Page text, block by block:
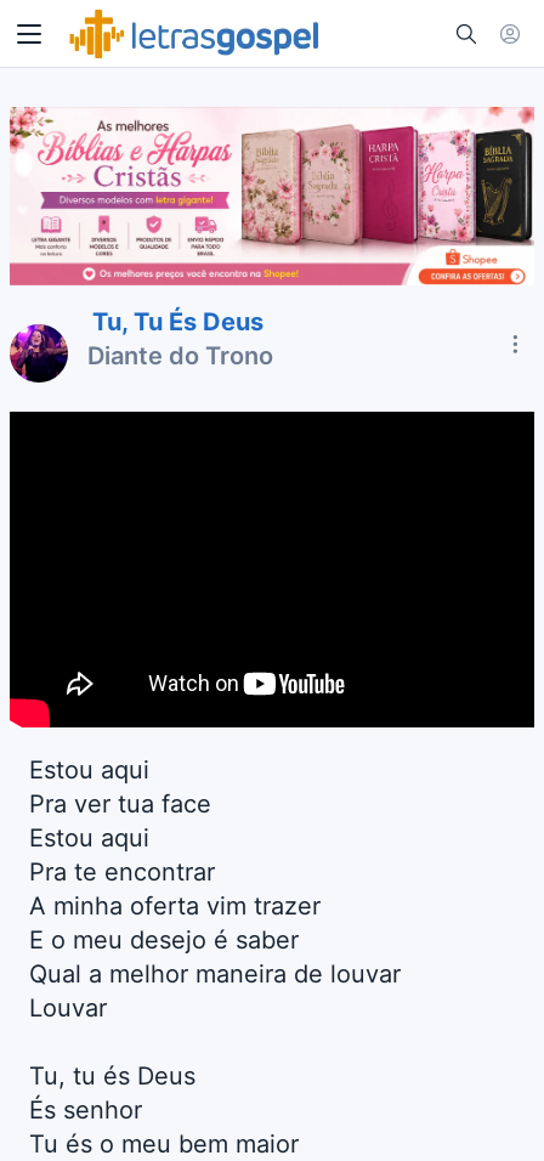
Tu, Tu És Deus
Diante do Trono
Estou aqui
Pra ver tua face
Estou aqui
Pra te encontrar
A minha oferta vim trazer
E o meu desejo é saber
Qual a melhor maneira de louvar
Louvar
Tu, tu és Deus
És senhor
Tu és o meu bem maior